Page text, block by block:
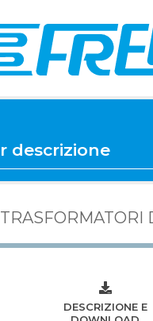
TRASFORMATORI
DESCRIZIONE E